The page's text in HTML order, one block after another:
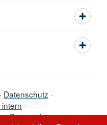
Datenschutz
intern
Ortsverein